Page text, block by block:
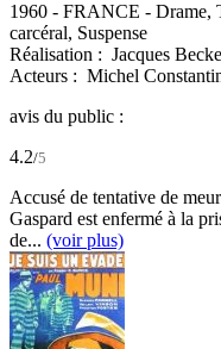
1960 - FRANCE - Drame,
carcéral, Suspense
Réalisation : Jacques
Acteurs : Michel
avis du public :
4.2/5
Accusé de tentative de
Gaspard est enfermé à la
de... (voir plus)